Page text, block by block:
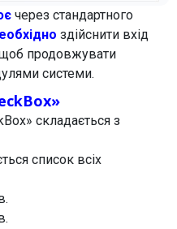
через стандартного
здійснити вхід
продовжувати
системи.
складається з
список всіх